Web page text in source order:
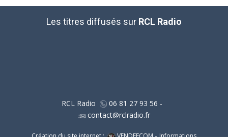
Les titres diffusés sur RCL Radio
RCL Radio ​
06 81 27 93 56 -
contact@rclradio.fr
-